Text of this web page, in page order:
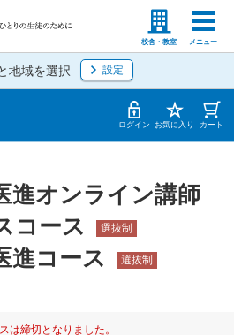
校舎・教室 メニュー
高等学校の先生
地域を選択 設定
ケジュール ログイン お気に入り カート
進オンライン講師
コース
選抜制
進コース 選抜制
は締切となりました。